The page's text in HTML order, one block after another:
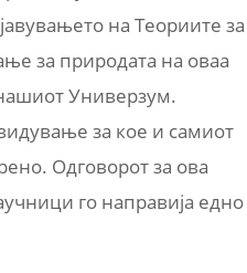
на Теориите за
за природата на оваа
Универзум.
за кое и самиот
Одговорот за ова
го направија